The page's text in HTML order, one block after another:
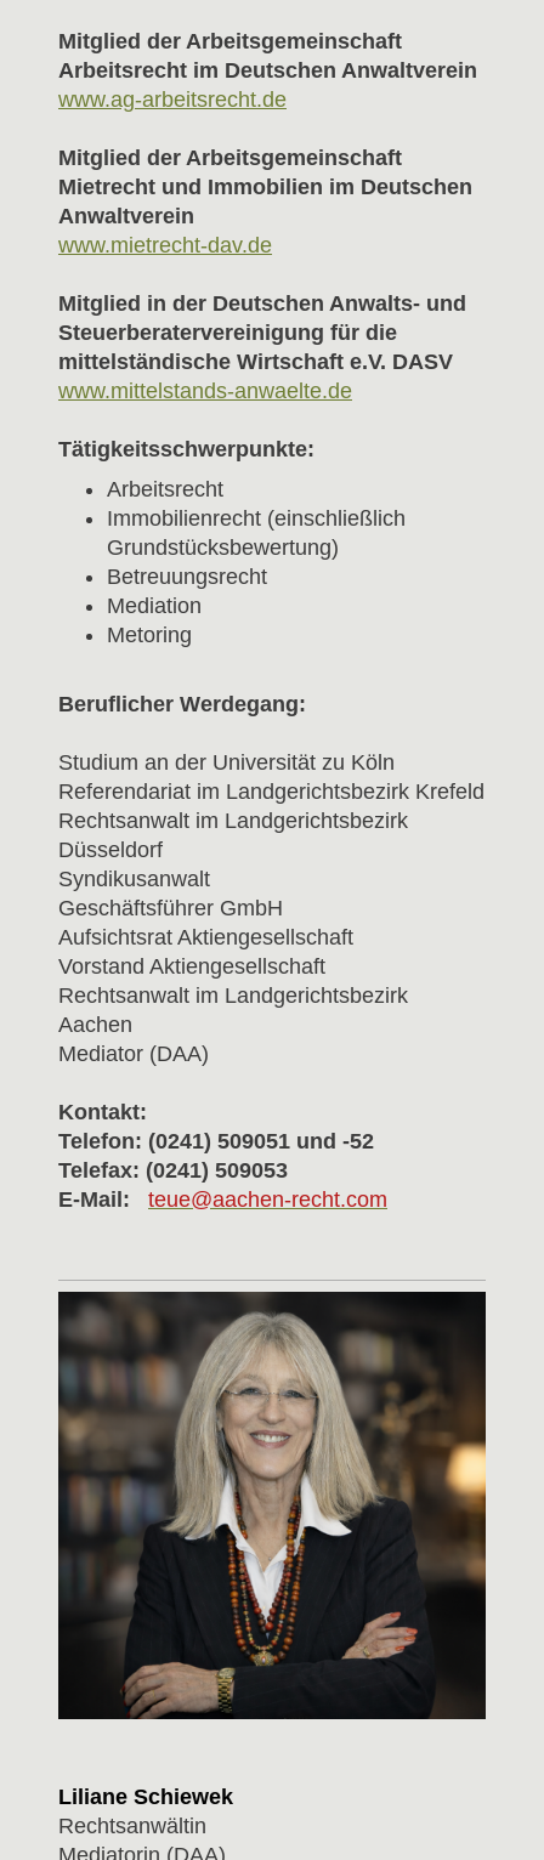
Mitglied der Arbeitsgemeinschaft
Arbeitsrecht im Deutschen Anwaltverein
www.ag-arbeitsrecht.de
Mitglied der Arbeitsgemeinschaft
Mietrecht und Immobilien im Deutschen
Anwaltverein
www.mietrecht-dav.de
Mitglied in der Deutschen Anwalts- und
Steuerberatervereinigung für die
mittelständische Wirtschaft e.V. DASV
www.mittelstands-anwaelte.de
Tätigkeitsschwerpunkte:
Arbeitsrecht
Immobilienrecht (einschließlich
Grundstücksbewertung)
Betreuungsrecht
Mediation
Metoring
Beruflicher Werdegang:
Studium an der Universität zu Köln
Referendariat im Landgerichtsbezirk Krefeld
Rechtsanwalt im Landgerichtsbezirk
Düsseldorf
Syndikusanwalt
Geschäftsführer GmbH
Aufsichtsrat Aktiengesellschaft
Vorstand Aktiengesellschaft
Rechtsanwalt im Landgerichtsbezirk
Aachen
Mediator (DAA)
Kontakt:
Telefon: (0241) 509051 und -52
Telefax: (0241) 509053
E-Mail:
teue@aachen-recht.com
Liliane Schiewek
Rechtsanwältin